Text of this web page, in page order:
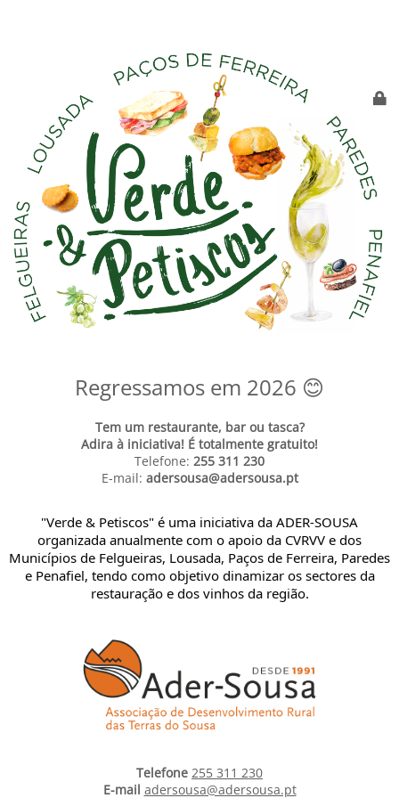
Regressamos em 2026 😊
Tem um restaurante, bar ou tasca?
Adira à iniciativa! É totalmente gratuito!
Telefone: 255 311 230
E-mail: adersousa@adersousa.pt
"Verde & Petiscos" é uma iniciativa da ADER-SOUSA
organizada anualmente com o apoio da CVRVV e dos
Municípios de Felgueiras, Lousada, Paços de Ferreira, Paredes
e Penafiel, tendo como objetivo dinamizar os sectores da
restauração e dos vinhos da região.
Telefone 255 311 230
E-mail adersousa@adersousa.pt